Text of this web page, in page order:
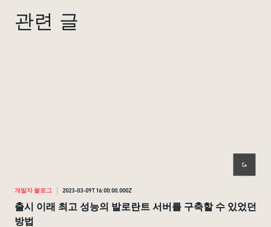
관련 글
개발자 블로그 2023-03-09T16:00:00.000Z
출시 이래 최고 성능의 발로란트 서버를 구축할 수 있었던
방법